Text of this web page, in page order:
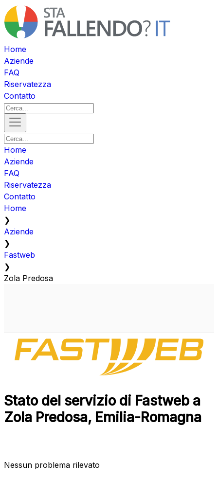
Home
Aziende
FAQ
Riservatezza
Contatto
Home
Aziende
FAQ
Riservatezza
Contatto
Home
❯
Aziende
❯
Fastweb
❯
Zola Predosa
Stato del servizio di Fastweb a
Zola Predosa, Emilia-Romagna
Nessun problema rilevato